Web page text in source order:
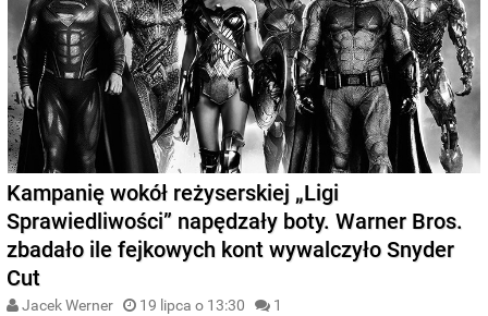
Kampanię wokół reżyserskiej „Ligi
Sprawiedliwości” napędzały boty. Warner Bros.
zbadało ile fejkowych kont wywalczyło Snyder
Cut
Jacek Werner 19 lipca o 13:30 1